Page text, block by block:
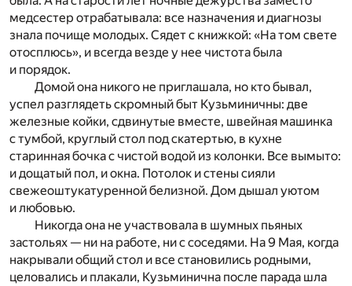
медсестер отрабатывала: все назначения и диагнозы
знала почище молодых. Сядет с книжкой: «На том свете
отосплюсь», и всегда везде у нее чистота была
и порядок.
Домой она никого не приглашала, но кто бывал,
успел разглядеть скромный быт Кузьминичны: две
железные койки, сдвинутые вместе, швейная машинка
с тумбой, круглый стол под скатертью, в кухне
старинная бочка с чистой водой из колонки. Все вымыто:
и дощатый пол, и окна. Потолок и стены сияли
свежеоштукатуренной белизной. Дом дышал уютом
и любовью.
Никогда она не участвовала в шумных пьяных
застольях — ни на работе, ни с соседями. На 9 Мая, когда
накрывали общий стол и все становились родными,
целовались и плакали, Кузьминична после парада шла